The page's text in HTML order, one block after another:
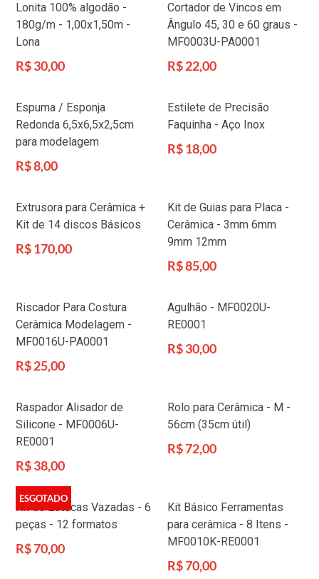
Lonita 100% algodão -
180g/m - 1,00x1,50m -
Lona
Preço
R$ 30,00
Cortador de Vincos em
Ângulo 45, 30 e 60 graus -
MF0003U-PA0001
Preço
R$ 22,00
Espuma / Esponja
Redonda 6,5x6,5x2,5cm
para modelagem
Preço
R$ 8,00
Estilete de Precisão
Faquinha - Aço Inox
Preço
R$ 18,00
Extrusora para Cerâmica +
Kit de 14 discos Básicos
Preço
R$ 170,00
Kit de Guias para Placa -
Cerâmica - 3mm 6mm
9mm 12mm
Preço
R$ 85,00
Riscador Para Costura
Cerâmica Modelagem -
MF0016U-PA0001
Preço
R$ 25,00
Agulhão - MF0020U-
RE0001
Preço
R$ 30,00
Raspador Alisador de
Silicone - MF0006U-
RE0001
Preço
R$ 38,00
Rolo para Cerâmica - M -
56cm (35cm útil)
Preço
R$ 72,00
ESGOTADO
Kit de Estecas Vazadas - 6
peças - 12 formatos
Preço
R$ 70,00
Kit Básico Ferramentas
para cerâmica - 8 Itens -
MF0010K-RE0001
Preço
R$ 70,00